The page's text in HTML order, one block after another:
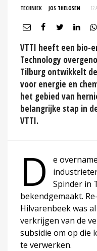
TECHNIEK JOS THELOSEN 12
VTTI heeft een bio-
Technology
Tilburg ontwikkelt
voor energie en
het gebied van
belangrijke stap in
VTTI.
D
e
Spinder in
bekendgemaakt.
Hilvarenbeek was
verkrijgen van de
subsidie om op die
te verwerken.